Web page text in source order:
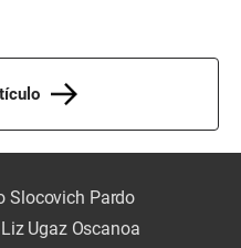
Slocovich Pardo
Ugaz Oscanoa